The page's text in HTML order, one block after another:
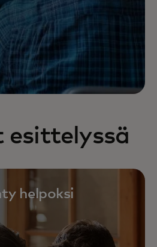
esittelyssä
helpoksi